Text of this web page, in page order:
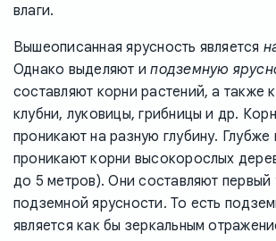
влаги.
Вышеописанная ярусность является
Однако выделяют иподземную
составляют корни растений, а также
клубни, луковицы, грибницы и др.
проникают на разную глубину. Глубже
проникают корни высокорослых
до 5 метров). Они составляют первый
подземной ярусности. То есть
является как бы зеркальным